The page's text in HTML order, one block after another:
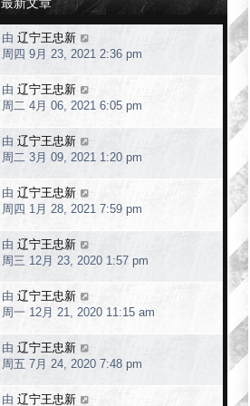
由 辽宁王忠新
周四 9月 23, 2021 2:36 pm
由 辽宁王忠新
周二 4月 06, 2021 6:05 pm
由 辽宁王忠新
周二 3月 09, 2021 1:20 pm
由 辽宁王忠新
周四 1月 28, 2021 7:59 pm
由 辽宁王忠新
周三 12月 23, 2020 1:57 pm
由 辽宁王忠新
周一 12月 21, 2020 11:15 am
由 辽宁王忠新
周五 7月 24, 2020 7:48 pm
由 辽宁王忠新